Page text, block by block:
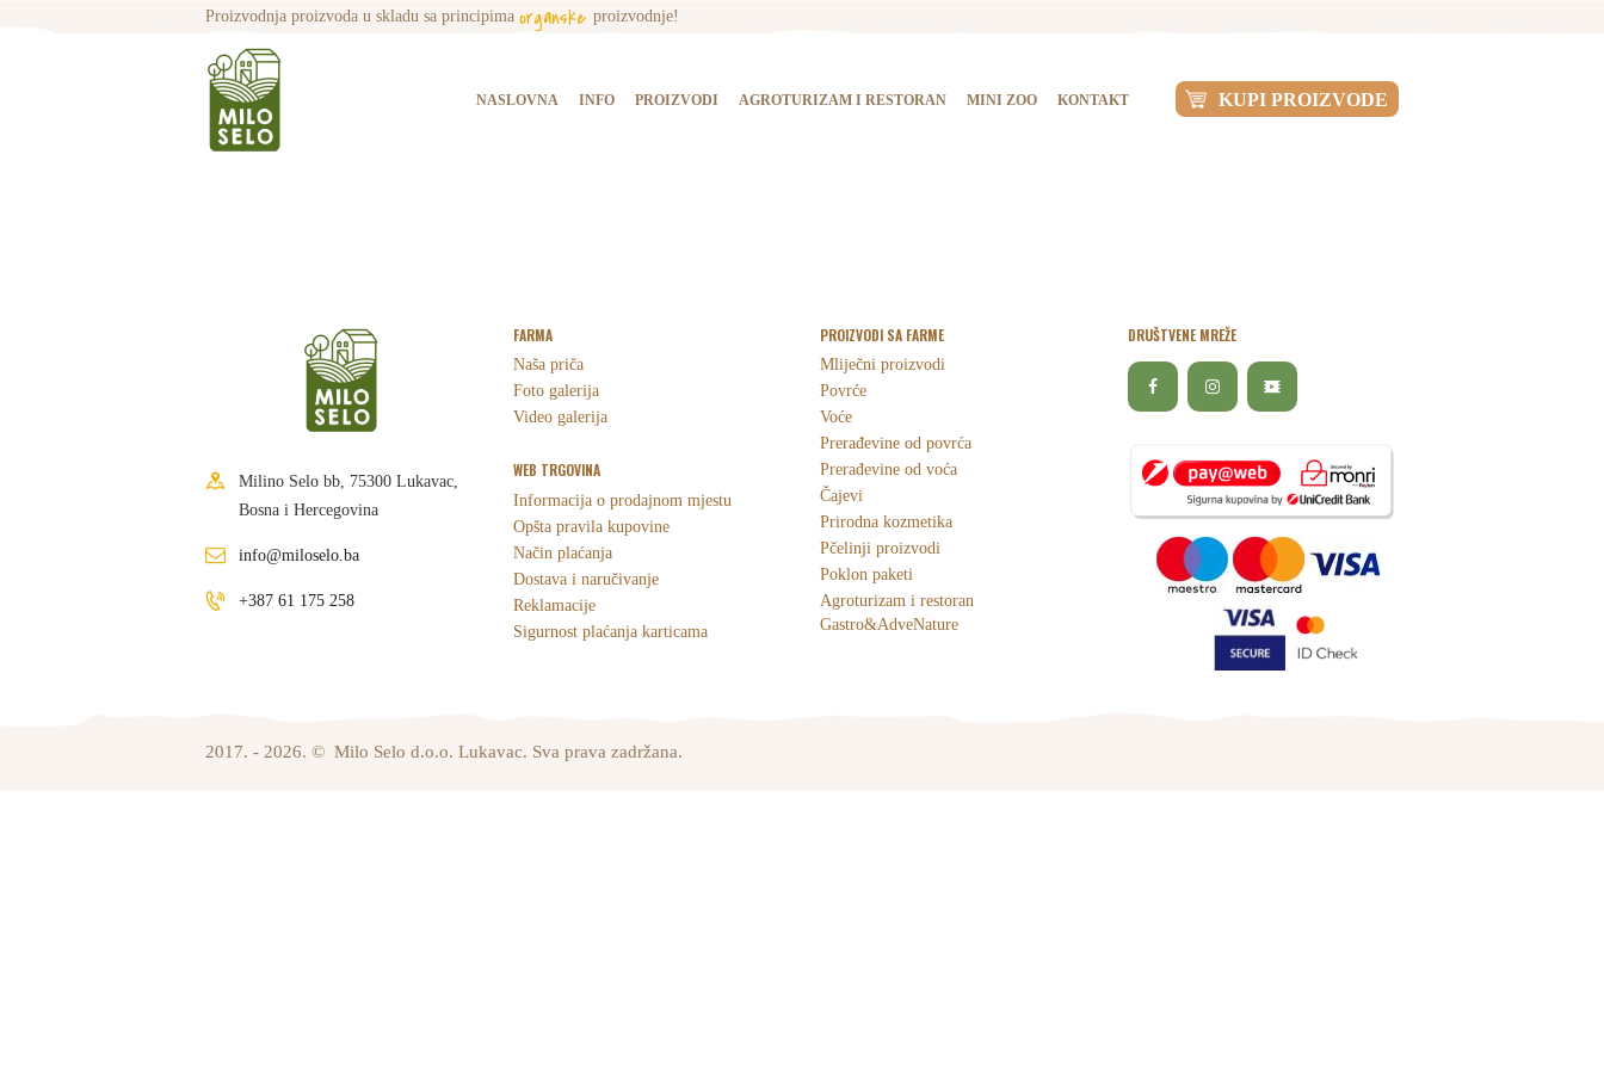
Proizvodnja proizvoda u skladu sa principima organske proizvodnje!
NASLOVNA INFO PROIZVODI AGROTURIZAM I RESTORAN MINI ZOO KONTAKT KUPI PROIZVODE
NASLOVNA
INFO
KUPI PROIZVODE
Milino Selo bb, 75300 Lukavac,
Bosna i Hercegovina
info@miloselo.ba
+387 61 175 258
FARMA
Naša priča
Foto galerija
Video galerija
WEB TRGOVINA
Informacija o prodajnom mjestu
Opšta pravila kupovine
Način plaćanja
Dostava i naručivanje
Reklamacije
Sigurnost plaćanja karticama
PROIZVODI SA FARME
Mliječni proizvodi
Povrće
Voće
Prerađevine od povrća
Prerađevine od voća
Čajevi
Prirodna kozmetika
Pčelinji proizvodi
Poklon paketi
Agroturizam i restoran
Gastro&AdveNature
DRUŠTVENE MREŽE
2017. - 2026. © Milo Selo d.o.o. Lukavac. Sva prava zadržana.